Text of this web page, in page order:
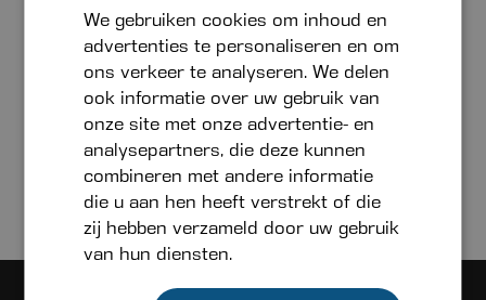
We gebruiken cookies om inhoud en
advertenties te personaliseren en om
ons verkeer te analyseren. We delen
ook informatie over uw gebruik van
onze site met onze advertentie- en
analysepartners, die deze kunnen
combineren met andere informatie
die u aan hen heeft verstrekt of die
zij hebben verzameld door uw gebruik
van hun diensten.